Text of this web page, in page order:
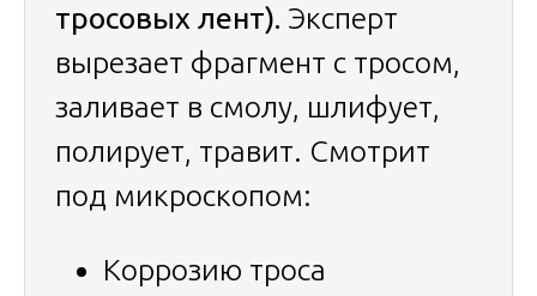
тросовых лент). Эксперт
вырезает фрагмент с тросом,
заливает в смолу, шлифует,
полирует, травит. Смотрит
под микроскопом:
Коррозию троса